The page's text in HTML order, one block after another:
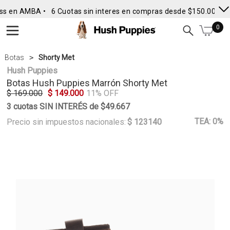
en AMBA • 6 Cuotas sin interes en compras desde $150.000 •
0
Botas Shorty Met
Hush Puppies
Botas Hush Puppies Marrón Shorty Met
$ 169.000 $ 149.000 11% OFF
3 cuotas SIN INTERÉS de $49.667
Precio sin impuestos nacionales: $ 123140 TEA: 0%